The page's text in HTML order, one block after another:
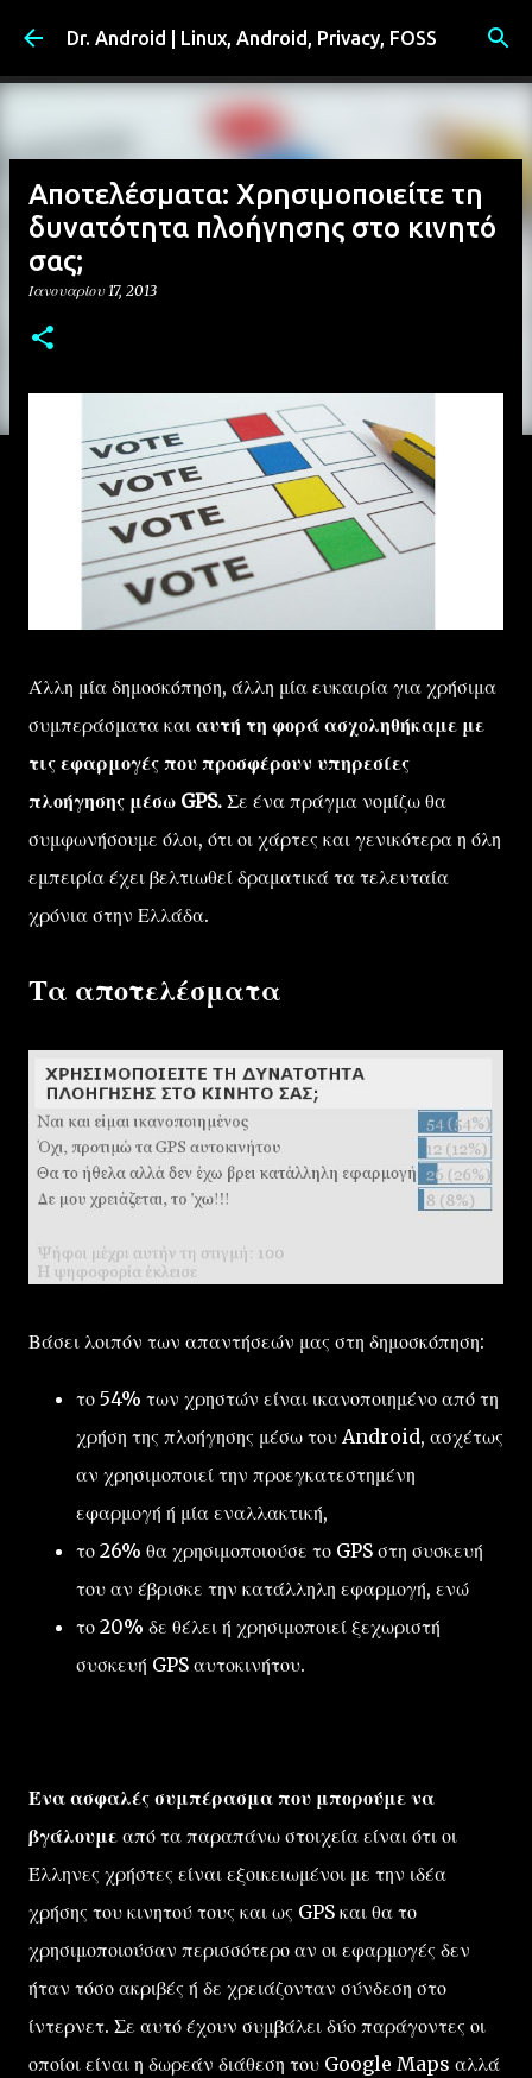
Μετάβαση στο κύριο περιεχόμενο
Dr. Android | Linux, Android, Privacy, FOSS
Αποτελέσματα: Χρησιμοποιείτε τη
δυνατότητα πλοήγησης στο κινητό
σας;
Ιανουαρίου 17, 2013
Άλλη μία δημοσκόπηση, άλλη μία ευκαιρία για χρήσιμα
συμπεράσματα και αυτή τη φορά ασχοληθήκαμε με
τις εφαρμογές που προσφέρουν υπηρεσίες
πλοήγησης μέσω GPS. Σε ένα πράγμα νομίζω θα
συμφωνήσουμε όλοι, ότι οι χάρτες και γενικότερα η όλη
εμπειρία έχει βελτιωθεί δραματικά τα τελευταία
χρόνια στην Ελλάδα.
Τα αποτελέσματα
Βάσει λοιπόν των απαντήσεών μας στη δημοσκόπηση:
το 54% των χρηστών είναι ικανοποιημένο από τη
χρήση της πλοήγησης μέσω του Android, ασχέτως
αν χρησιμοποιεί την προεγκατεστημένη
εφαρμογή ή μία εναλλακτική,
το 26% θα χρησιμοποιούσε το GPS στη συσκευή
του αν έβρισκε την κατάλληλη εφαρμογή, ενώ
το 20% δε θέλει ή χρησιμοποιεί ξεχωριστή
συσκευή GPS αυτοκινήτου.
Ένα ασφαλές συμπέρασμα που μπορούμε να
βγάλουμε από τα παραπάνω στοιχεία είναι ότι οι
Έλληνες χρήστες είναι εξοικειωμένοι με την ιδέα
χρήσης του κινητού τους και ως GPS και θα το
χρησιμοποιούσαν περισσότερο αν οι εφαρμογές δεν
ήταν τόσο ακριβές ή δε χρειάζονταν σύνδεση στο
ίντερνετ. Σε αυτό έχουν συμβάλει δύο παράγοντες οι
οποίοι είναι η δωρεάν διάθεση του Google Maps αλλά